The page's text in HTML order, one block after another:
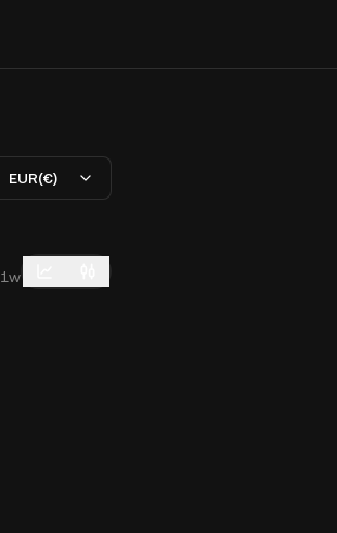
EUR(€)
1w